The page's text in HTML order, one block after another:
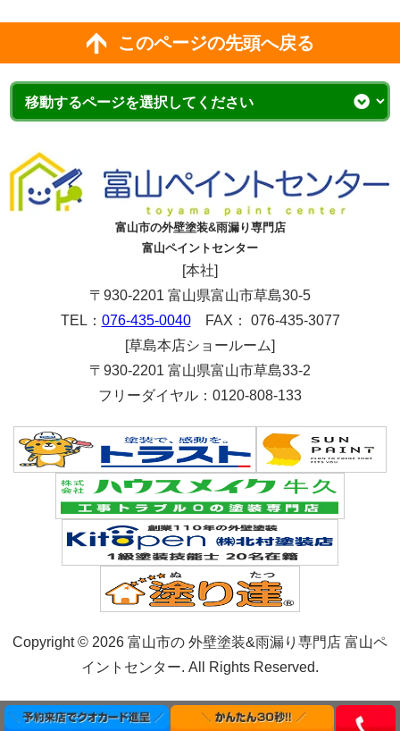
このページの先頭へ戻る
富山市の外壁塗装&雨漏り専門店
富山ペイントセンター
[本社]
〒930-2201 富山県富山市草島30-5
TEL： 076-435-0040FAX： 076-435-3077
[草島本店ショールーム]
〒930-2201 富山県富山市草島33-2
フリーダイヤル：0120-808-133
Copyright © 2026 富山市の 外壁塗装&雨漏り専門店 富山ペ
イントセンター. All Rights Reserved.